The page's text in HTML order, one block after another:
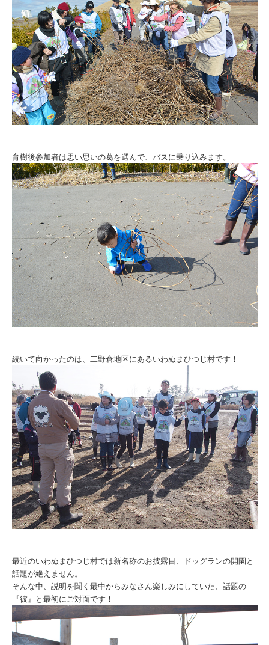
育樹後参加者は思い思いの葛を選んで、バスに乗り込みます。
続いて向かったのは、二野倉地区にあるいわぬまひつじ村です！
最近のいわぬまひつじ村では新名称のお披露目、ドッグランの開園と
話題が絶えません。
そんな中、説明を聞く最中からみなさん楽しみにしていた、話題の
『彼』と最初にご対面です！